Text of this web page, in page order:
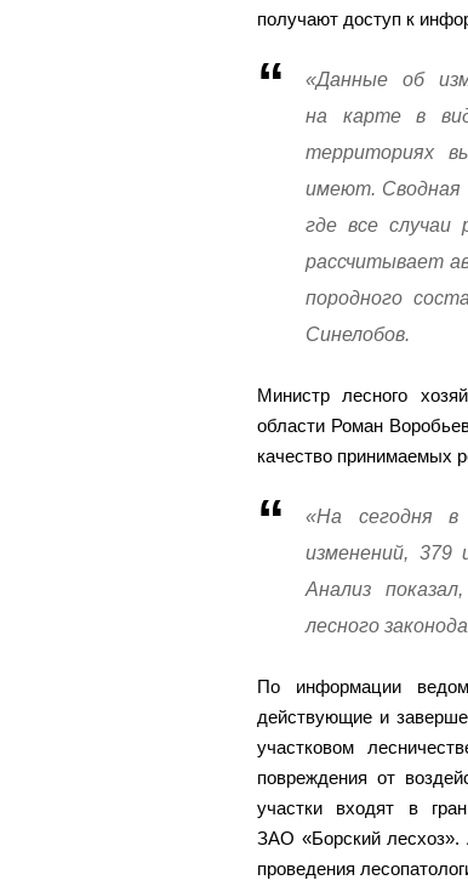
получают доступ к
«Данные об
на карте в
территориях
имеют. Сводная
где все
рассчитывает
породного
Синелобов.
Министр лесного
области Роман
качество принимаемых
«На сегодня в
изменений, 379
Анализ
лесного
По информации
действующие и
участковом
повреждения от
участки входят в
ЗАО «Борский лесхоз».
проведения